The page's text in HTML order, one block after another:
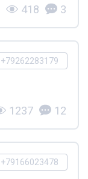
418 3
+79262283179
1237 12
+79166023478